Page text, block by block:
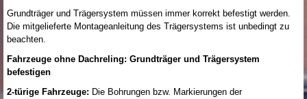
Grundträger und Trägersystem müssen immer korrekt befestigt werden.
Die mitgelieferte Montageanleitung des Trägersystems ist unbedingt zu
beachten.
Fahrzeuge ohne Dachreling: Grundträger und Trägersystem
befestigen
2-türige Fahrzeuge: Die Bohrungen bzw. Markierungen der